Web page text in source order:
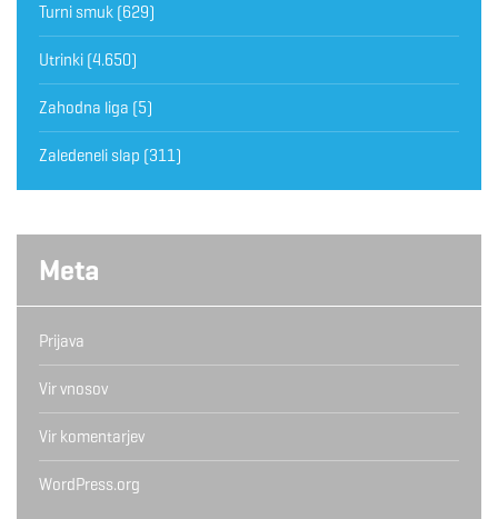
Turni smuk (629)
Utrinki (4.650)
Zahodna liga (5)
Zaledeneli slap (311)
Meta
Prijava
Vir vnosov
Vir komentarjev
WordPress.org